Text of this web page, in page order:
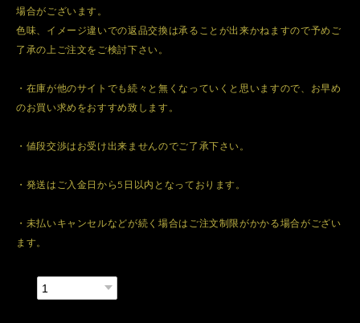
場合がございます。
色味、イメージ違いでの返品交換は承ることが出来かねますので予めご
了承の上ご注文をご検討下さい。
・在庫が他のサイトでも続々と無くなっていくと思いますので、お早め
のお買い求めをおすすめ致します。
・値段交渉はお受け出来ませんのでご了承下さい。
・発送はご入金日から5日以内となっております。
・未払いキャンセルなどが続く場合はご注文制限がかかる場合がござい
ます。